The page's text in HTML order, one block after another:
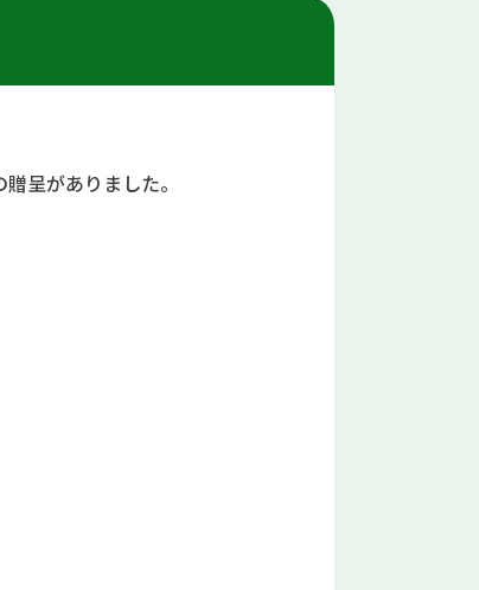
呈がありました。